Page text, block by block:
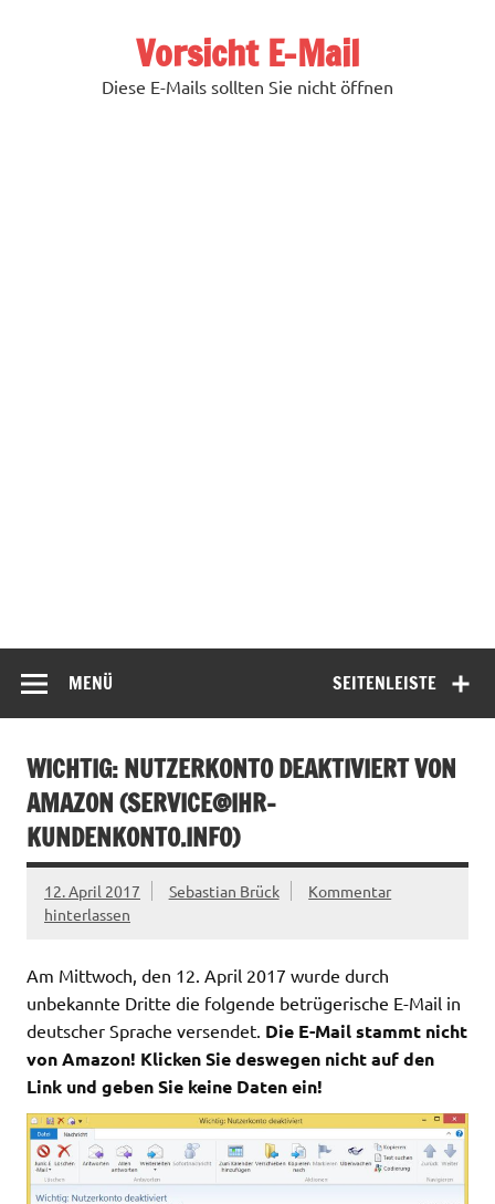
Vorsicht E-Mail
Diese E-Mails sollten Sie nicht öffnen
SEITENLEISTE
MENÜ
WICHTIG: NUTZERKONTO DEAKTIVIERT VON
AMAZON (SERVICE@IHR-
KUNDENKONTO.INFO)
12. April 2017 Sebastian Brück
Kommentar
hinterlassen
Am Mittwoch, den 12. April 2017 wurde durch
unbekannte Dritte die folgende betrügerische E-Mail in
deutscher Sprache versendet. Die E-Mail stammt nicht
von Amazon! Klicken Sie deswegen nicht auf den
Link und geben Sie keine Daten ein!